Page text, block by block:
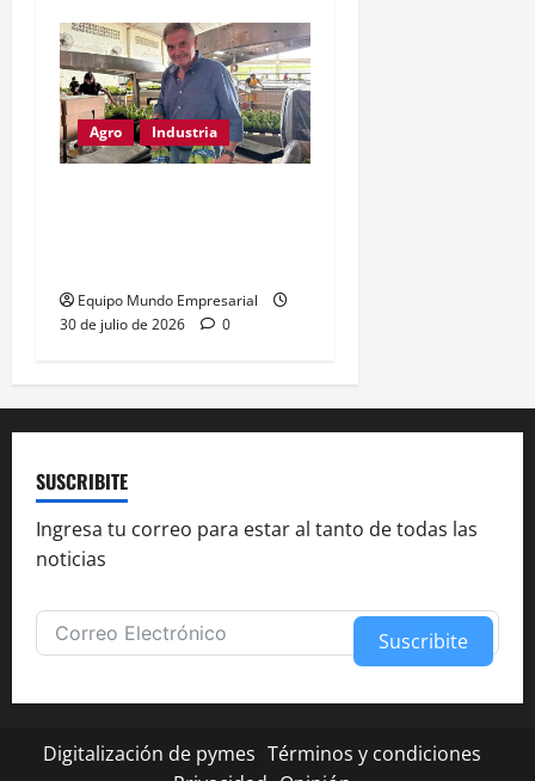
Agro Industria
Equipo Mundo Empresarial
30 de julio de 2026
0
SUSCRIBITE
Ingresa tu correo para estar al tanto de todas las
noticias
Suscribite
Digitalización de pymes Términos y condiciones